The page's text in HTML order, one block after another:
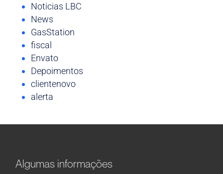
Noticias LBC
News
GasStation
fiscal
Envato
Depoimentos
clientenovo
alerta
Algumas informações